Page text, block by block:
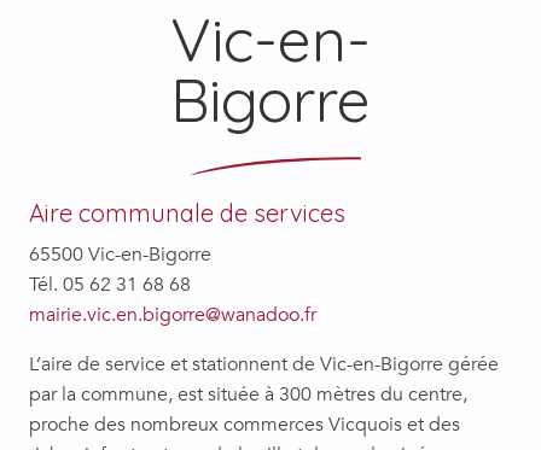
Vic-en-
Bigorre
Aire communale de services
65500 Vic-en-Bigorre
Tél. 05 62 31 68 68
mairie.vic.en.bigorre@wanadoo.fr
L’aire de service et stationnent de Vic-en-Bigorre gérée
par la commune, est située à 300 mètres du centre,
proche des nombreux commerces Vicquois et des